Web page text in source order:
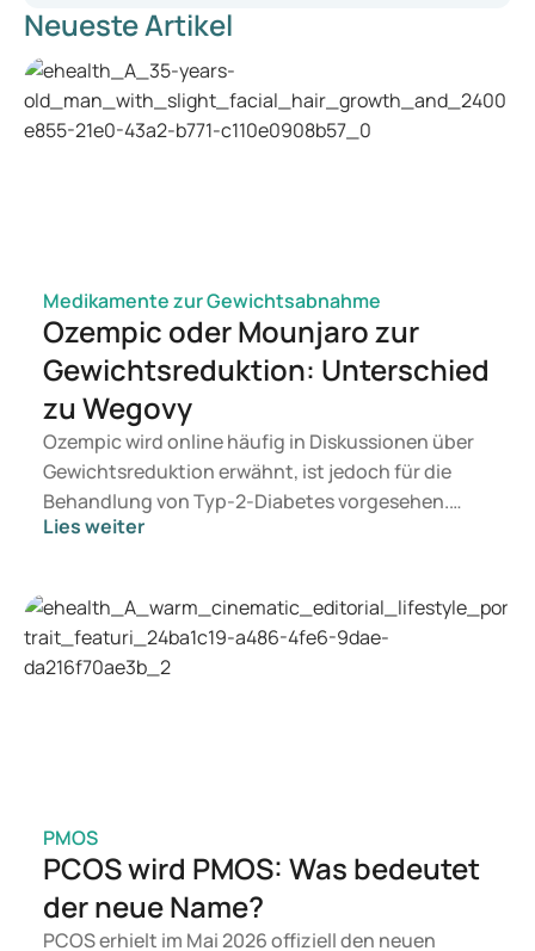
Maag Lever Darm Stichting. (z.d.).
Stichting
https://www.mlds.nl/
Thuisarts. (z.d.).Thuisarts | Betrouwbare informatie over
ziekte en gezondheid
Neueste Artikel
Medikamente zur Gewichtsabnahme
Ozempic oder Mounjaro zur
Gewichtsreduktion: Unterschied
zu Wegovy
Ozempic wird online häufig in Diskussionen über
Gewichtsreduktion erwähnt, ist jedoch für die
Behandlung von Typ-2-Diabetes vorgesehen.
Suchen Sie eine Therapie zur Gewichtskontrolle,
geeignet ist, entscheidet ein Arzt auf Basis Ihrer
gesundheitlichen Verfassung, Ihres BMI und Ihrer
aktuellen Medikation.
Lies weiter
PMOS
PCOS wird PMOS: Was bedeutet
der neue Name?
PCOS erhielt im Mai 2026 offiziell den neuen